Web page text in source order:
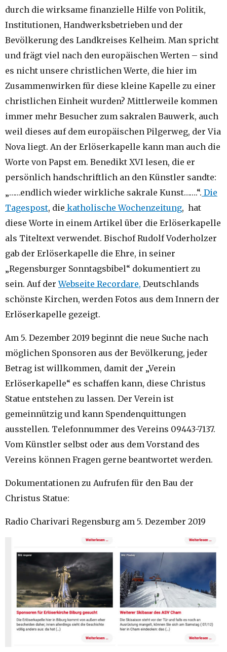
durch die wirksame finanzielle Hilfe von Politik,
Institutionen, Handwerksbetrieben und der
Bevölkerung des Landkreises Kelheim. Man spricht
und frägt viel nach den europäischen Werten – sind
es nicht unsere christlichen Werte, die hier im
Zusammenwirken für diese kleine Kapelle zu einer
christlichen Einheit wurden? Mittlerweile kommen
immer mehr Besucher zum sakralen Bauwerk, auch
weil dieses auf dem europäischen Pilgerweg, der Via
Nova liegt. An der Erlöserkapelle kann man auch die
Worte von Papst em. Benedikt XVI lesen, die er
persönlich handschriftlich an den Künstler sandte:
„……endlich wieder wirkliche sakrale Kunst…….“. Die
Tagespost, die katholische Wochenzeitung, hat
diese Worte in einem Artikel über die Erlöserkapelle
als Titeltext verwendet. Bischof Rudolf Voderholzer
gab der Erlöserkapelle die Ehre, in seiner
„Regensburger Sonntagsbibel“ dokumentiert zu
sein. Auf derWebseite Recordare, Deutschlands
schönste Kirchen, werden Fotos aus dem Innern der
Erlöserkapelle gezeigt.
Am 5. Dezember 2019 beginnt die neue Suche nach
möglichen Sponsoren aus der Bevölkerung, jeder
Betrag ist willkommen, damit der „Verein
Erlöserkapelle“ es schaffen kann, diese Christus
Statue entstehen zu lassen. Der Verein ist
gemeinnützig und kann Spendenquittungen
ausstellen. Telefonnummer des Vereins 09443-7137.
Vom Künstler selbst oder aus dem Vorstand des
Vereins können Fragen gerne beantwortet werden.
Dokumentationen zu Aufrufen für den Bau der
Christus Statue:
Radio Charivari Regensburg am 5. Dezember 2019